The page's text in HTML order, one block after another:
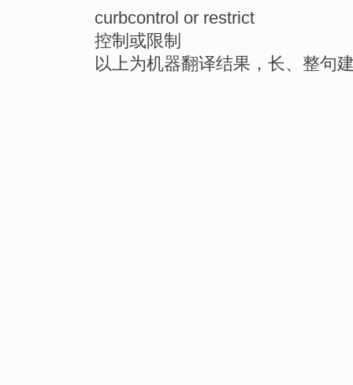
curbcontrol or restrict
控制或限制
以上为机器翻译结果，长、整句